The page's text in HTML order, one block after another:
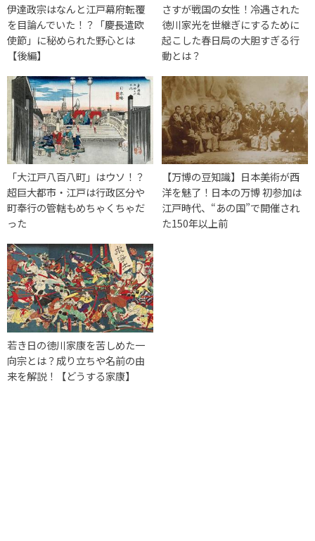
伊達政宗はなんと江戸幕府転覆
を目論んでいた！？「慶長遣欧
使節」に秘められた野心とは
【後編】
さすが戦国の女性！冷遇された
徳川家光を世継ぎにするために
起こした春日局の大胆すぎる行
動とは？
「大江戸八百八町」はウソ！？
超巨大都市・江戸は行政区分や
町奉行の管轄もめちゃくちゃだ
った
【万博の豆知識】日本美術が西
洋を魅了！日本の万博 初参加は
江戸時代、“あの国”で開催され
た150年以上前
若き日の徳川家康を苦しめた一
向宗とは？成り立ちや名前の由
来を解説！【どうする家康】